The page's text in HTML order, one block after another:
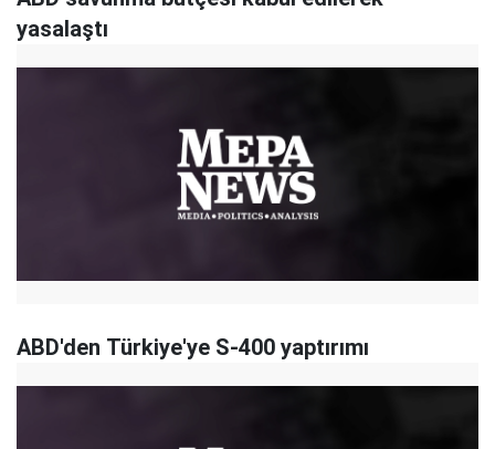
yasalaştı
ABD'den Türkiye'ye S-400 yaptırımı